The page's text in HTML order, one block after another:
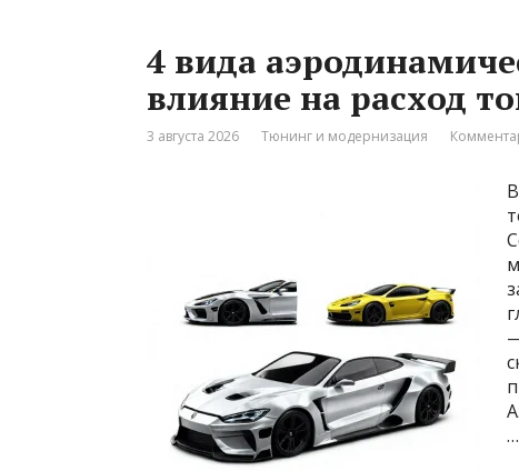
4 вида
влияние на расход
3 августа 2026 Тюнинг и модернизация
…